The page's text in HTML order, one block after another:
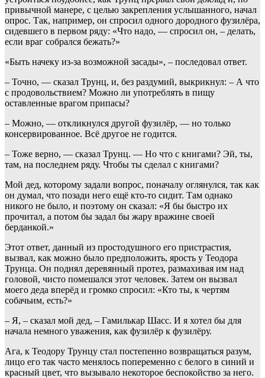
привычной манере, с целью закрепления услышанного, начал
опрос. Так, например, он спросил одного дородного фузилёра,
сидевшего в первом ряду: «Что надо, — спросил он, – делать,
если враг собрался бежать?»
«Быть начеку из-за возможной засады», – последовал ответ.
– Точно, — сказал Трунц, и, без раздумий, выкрикнул: – А что
с продовольствием? Можно ли употреблять в пищу
оставленные врагом припасы?
– Можно, — откликнулся другой фузилёр, — но только
консервированное. Всё другое не годится.
– Тоже верно, — сказал Трунц. — Но что с книгами? Эй, ты,
там, на последнем ряду. Чтобы ты сделал с книгами?
Мой дед, которому задали вопрос, поначалу оглянулся, так как
он думал, что позади него ещё кто-то сидит. Там однако
никого не было, и поэтому он сказал: «Я бы быстро их
прочитал, а потом бы задал бы жару вражине своей
берданкой.»
Этот ответ, данный из простодушного его пристрастия,
вызвал, как можно было предположить, ярость у Теодора
Трунца. Он поднял деревянный протез, размахивая им над
головой, чисто помешался этот человек. Затем он вызвал
моего деда вперёд и громко спросил: «Кто ты, к чертям
собачьим, есть?»
– Я, – сказал мой дед, – Гамилькар Шасс. И я хотел бы для
начала немного уважения, как фузилёр к фузилёру.
Ага, к Теодору Трунцу стал постепенно возвращаться разум,
лицо его так часто менялось попеременно с белого в синий и
красный цвет, что вызывало некоторое беспокойство за него.